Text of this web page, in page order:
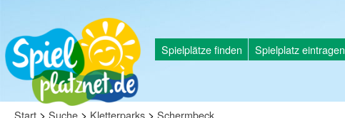
Spielplätze finden Spielplatz eintragen
Start Suche Kletterparks Schermbeck